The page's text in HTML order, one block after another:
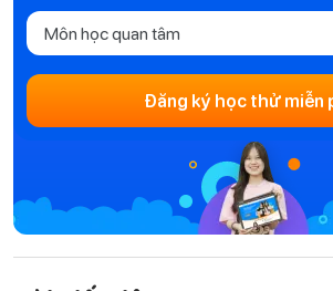
Môn học quan tâm
Đăng ký học thử miễn